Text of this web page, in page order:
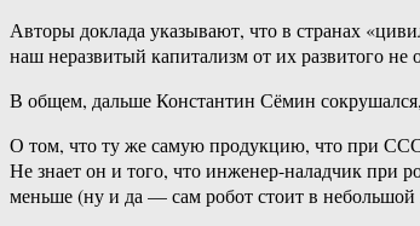
Авторы доклада указывают, что в странах
наш неразвитый капитализм от их развитого не
В общем, дальше Константин Сёмин сокрушался,
О том, что ту же самую продукцию, что при
Не знает он и того, что инженер-наладчик при
меньше (ну и да — сам робот стоит в